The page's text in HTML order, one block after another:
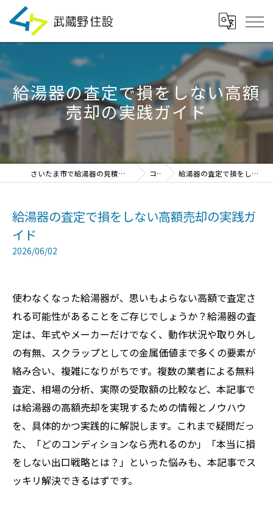
給湯器の査定で損をしない高額
売却の実践ガイド
さいたま市で給湯器の見積・設置・交換なら「武蔵野住設」 コラム 給湯器の査定で損をしない高額売却の実践ガイド
給湯器の査定で損をしない高額売却の実践ガ
イド
2026/06/02
使わなくなった給湯器が、思いもよらない高額で査定さ
れる可能性があることをご存じでしょうか？給湯器の査
定は、年式やメーカーだけでなく、動作状況や取り外し
の有無、スクラップとしての金属価値まで多くの要素が
絡み合い、複雑になりがちです。複数の業者による無料
査定、相場の分析、実際の受取額の比較など、本記事で
は給湯器の高額売却を実現するための情報とノウハウ
を、具体的かつ実践的に解説します。これまで疑問だっ
た、「どのコンディションなら売れるのか」「本当に損
をしない出口戦略とは？」といった悩みも、本記事でス
ッキリ解決できるはずです。